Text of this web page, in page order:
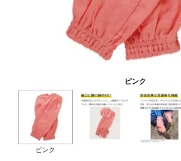
ピンク
ピンク